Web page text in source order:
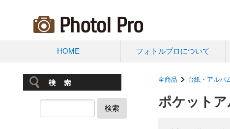
HOME フォトルプロについて
全商品 台紙・アルバ
ポケット
検索